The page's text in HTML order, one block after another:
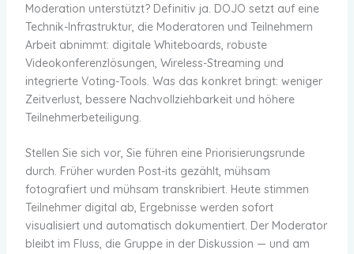
Moderation unterstützt? Definitiv ja. DOJO setzt auf eine
Technik-Infrastruktur, die Moderatoren und Teilnehmern
Arbeit abnimmt: digitale Whiteboards, robuste
Videokonferenzlösungen, Wireless-Streaming und
integrierte Voting-Tools. Was das konkret bringt: weniger
Zeitverlust, bessere Nachvollziehbarkeit und höhere
Teilnehmerbeteiligung.
Stellen Sie sich vor, Sie führen eine Priorisierungsrunde
durch. Früher wurden Post-its gezählt, mühsam
fotografiert und mühsam transkribiert. Heute stimmen
Teilnehmer digital ab, Ergebnisse werden sofort
visualisiert und automatisch dokumentiert. Der Moderator
bleibt im Fluss, die Gruppe in der Diskussion — und am